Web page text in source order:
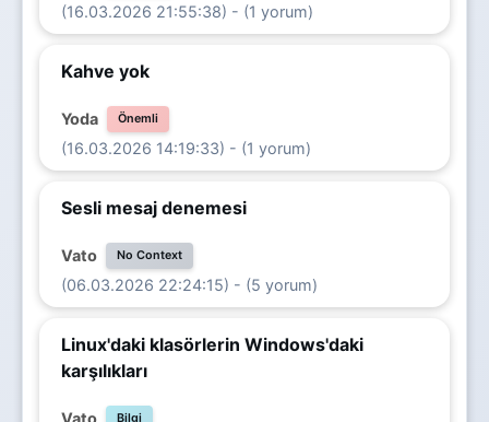
(16.03.2026 21:55:38) - (1 yorum)
Kahve yok
Yoda Önemli
(16.03.2026 14:19:33) - (1 yorum)
Sesli mesaj denemesi
Vato No Context
(06.03.2026 22:24:15) - (5 yorum)
Linux'daki klasörlerin Windows'daki
karşılıkları
Bilgi